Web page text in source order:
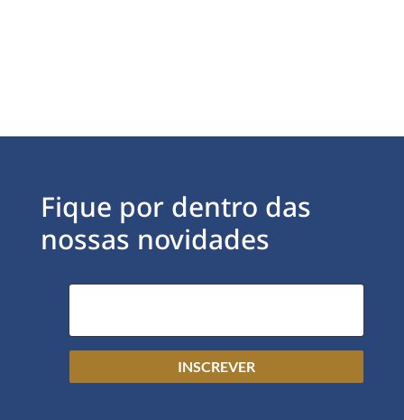
Fique por dentro das
nossas novidades
INSCREVER